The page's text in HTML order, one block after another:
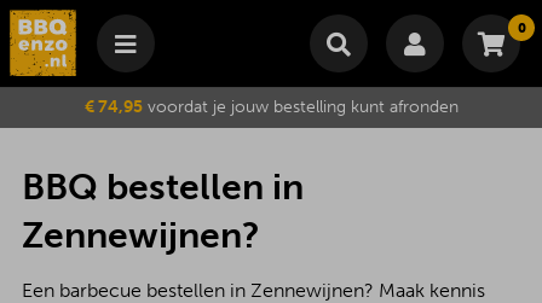
0
Winkelmand
Je winkelwagen is momenteel leeg.
Subtotaal €
Wijzig winkelmand
€ 74,95voordat je jouw bestelling kunt afronden
BBQ bestellen in
Zennewijnen?
Een barbecue bestellen in Zennewijnen? Maak kennis